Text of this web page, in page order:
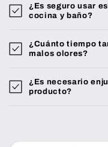
¿Es seguro usar
cocina y baño?
¿Cuánto tiempo
malos olores?
¿Es necesario
producto?